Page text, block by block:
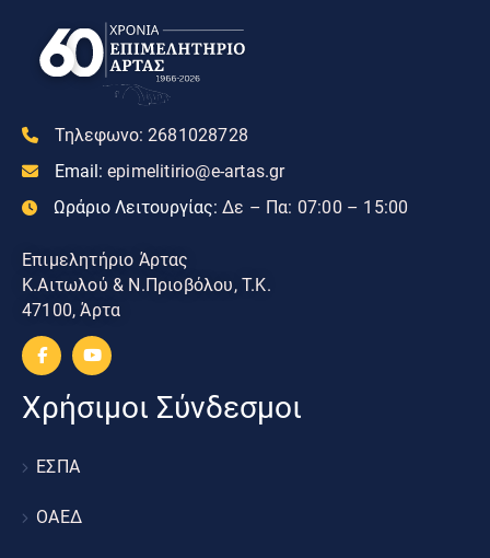
Τηλεφωνο: 2681028728
Email: epimelitirio@e-artas.gr
Ωράριο Λειτουργίας: Δε – Πα: 07:00 – 15:00
Επιμελητήριο Άρτας
Κ.Αιτωλού & Ν.Πριοβόλου, Τ.Κ.
47100, Άρτα
Χρήσιμοι Σύνδεσμοι
ΕΣΠΑ
ΟΑΕΔ